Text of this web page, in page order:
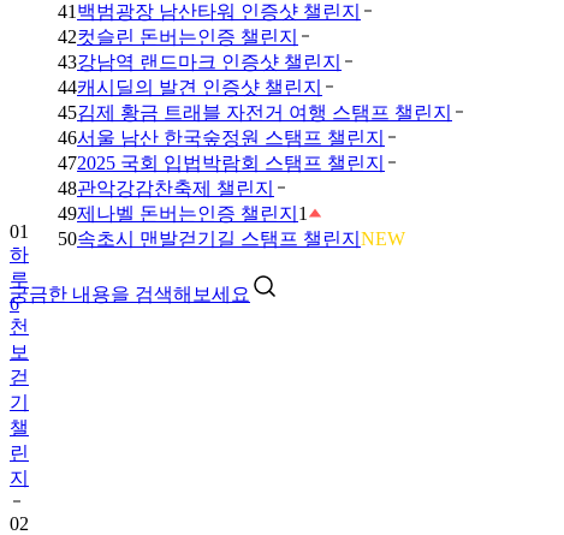
41 백범광장 남산타워 인증샷 챌린지
42컷슬린 돈버는인증 챌린지
43강남역 랜드마크 인증샷 챌린지
44캐시딜의 발견 인증샷 챌린지
45김제 황금 트래블 자전거 여행 스탬프 챌린지
46서울 남산 한국숲정원 스탬프 챌린지
472025 국회 입법박람회 스탬프 챌린지
48관악강감찬축제 챌린지
49제나벨 돈버는인증 챌린지 1
50속초시 맨발걷기길 스탬프 챌린지 NEW
궁금한 내용을 검색해보세요
01
하
루
6
천
보
걷
기
챌
린
지
02